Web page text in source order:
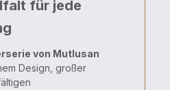
für jede
von Mutlusan
Design, großer